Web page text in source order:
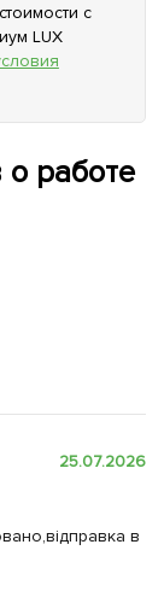
с
LUX
работе
25.07.2026
в